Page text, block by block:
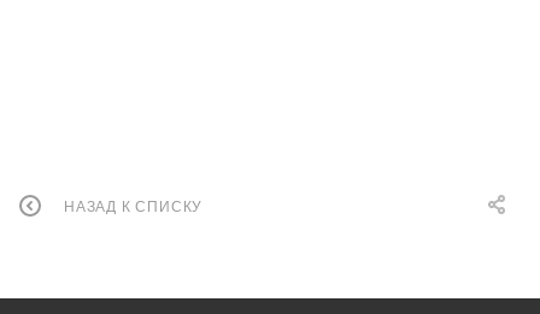
НАЗАД К СПИСКУ